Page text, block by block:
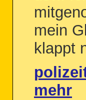
mein
klappt
mehr